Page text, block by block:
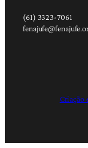
(61) 3323-7061
Criação